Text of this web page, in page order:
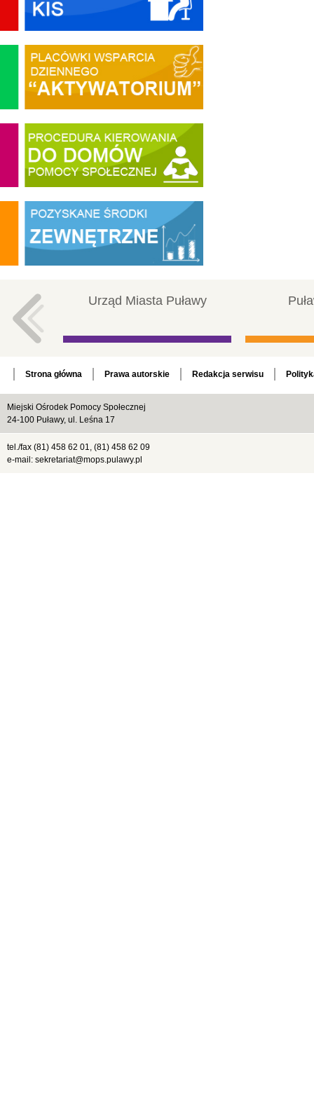
Urząd Miasta Puławy
Strona główna Prawa autorskie Redakcja serwisu
Miejski Ośrodek Pomocy Społecznej
24-100 Puławy, ul. Leśna 17
tel./fax (81) 458 62 01, (81) 458 62 09
e-mail: sekretariat@mops.pulawy.pl